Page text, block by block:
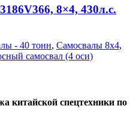
8×4, 430л.с.
- 40 тонн, Самосвалы 8х4,
самосвал (4 оси)
китайской спецтехники по